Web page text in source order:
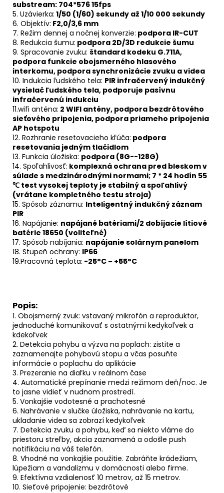
substream: 704*576 15fps
5. Uzávierka: 1/50 (1/60) sekundy až 1/10 000 sekundy
6. Objektív: F2,0/3,6 mm
7. Režim dennej a nočnej konverzie: podpora IR-CUT
8. Redukcia šumu: podpora 2D/3D redukcie šumu
9. Spracovanie zvuku: štandard kodeku G.711A,
podpora funkcie obojsmerného hlasového
interkomu, podpora synchronizácie zvuku a videa
10. Indukcia ľudského tela: PIR infračervený indukčný
vysielač ľudského tela, podporuje pasívnu
infračervenú indukciu
11.wifi anténa: 2 WIFI antény, podpora bezdrôtového
sieťového pripojenia, podpora priameho pripojenia
AP hotspotu
12. Rozhranie resetovacieho kľúča: podpora
resetovania jedným tlačidlom
13. Funkcia úložiska: podpora (8G--128G)
14. Spoľahlivosť: komplexná ochrana pred bleskom v
súlade s medzinárodnými normami; 7 * 24 hodín 55
℃ test vysokej teploty je stabilný a spoľahlivý
(vrátane kompletného testu stroja)
15. Spôsob záznamu: Inteligentný indukčný záznam
PIR
16. Napájanie: napájané batériami/2 dobíjacie lítiové
batérie 18650 (voliteľné)
17. Spôsob nabíjania: napájanie solárnym panelom
18. Stupeň ochrany: IP66
19.Pracovná teplota: -25°C ~ +55°C
Popis:
1. Obojsmerný zvuk: vstavaný mikrofón a reproduktor,
jednoduché komunikovať s ostatnými kedykoľvek a
kdekoľvek
2. Detekcia pohybu a výzva na poplach: zistite a
zaznamenajte pohybovú stopu a včas posuňte
informácie o poplachu do aplikácie
3. Prezeranie na diaľku v reálnom čase
4. Automatické prepínanie medzi režimom deň/noc. Je
to jasne vidieť v nudnom prostredí.
5. Vonkajšie vodotesné a prachotesné
6. Nahrávanie v slučke úložiska, nahrávanie na kartu,
ukladanie videa sa zobrazí kedykoľvek
7. Detekcia zvuku a pohybu, keď sa niekto vláme do
priestoru streľby, akcia zaznamená a odošle push
notifikáciu na váš telefón.
8. Vhodné na vonkajšie použitie. Zabráňte krádežiam,
lúpežiam a vandalizmu v domácnosti alebo firme.
9. Efektívna vzdialenosť 10 metrov, až 15 metrov.
10. Sieťové pripojenie: bezdrôtové